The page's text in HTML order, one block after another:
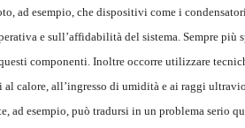
ad esempio, che dispositivi come i
e sull’affidabilità del sistema. Sempre più
componenti. Inoltre occorre utilizzare
calore, all’ingresso di umidità e ai raggi
ad esempio, può tradursi in un problema serio